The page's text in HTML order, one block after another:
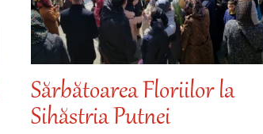
Sărbătoarea Floriilor la
Sihăstria Putnei